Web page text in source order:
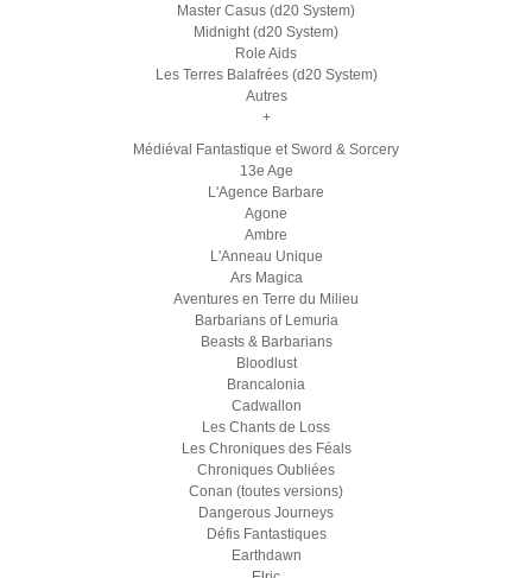
Master Casus (d20 System)
Midnight (d20 System)
Role Aids
Les Terres Balafrées (d20 System)
Autres
+
Médiéval Fantastique et Sword & Sorcery
13e Age
L'Agence Barbare
Agone
Ambre
L'Anneau Unique
Ars Magica
Aventures en Terre du Milieu
Barbarians of Lemuria
Beasts & Barbarians
Bloodlust
Brancalonia
Cadwallon
Les Chants de Loss
Les Chroniques des Féals
Chroniques Oubliées
Conan (toutes versions)
Dangerous Journeys
Défis Fantastiques
Earthdawn